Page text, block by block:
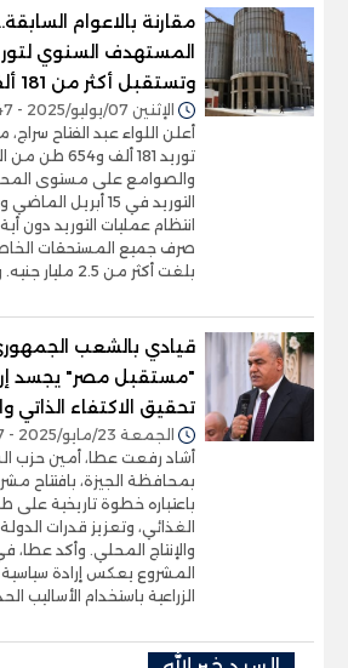
مقارنة بالاعوام
المستهدف السنوي
وتستقبل أكثر من 181 ألف طن
الإثنين 07/يوليو/2025 - 03:47 م
أعلن اللواء عبد الفتاح
توريد 181 ألف
والصوامع على مستوى
التوريد في 15 أبريل
انتظام عمليات التوريد دون
صرف جميع المستحقات
بلغت أكثر من 2.5 مليار جنيه. وأشار
قيادي بالشعب
"مستقبل مصر" يجسد
تحقيق الاكتفاء الذاتي
الجمعة 23/مايو/2025 - 11:07 م
أشاد رفعت عطا، أمين حزب
بمحافظة الجيزة، بافتتاح
باعتباره خطوة تاريخية على
الغذائي، وتعزيز قدرات
والإنتاج المحلي. وأكد عطا،
المشروع يعكس إرادة
الزراعية باستخدام الأساليب